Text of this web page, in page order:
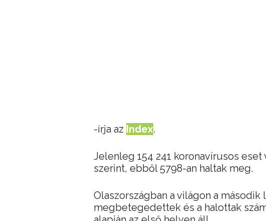
-írja az Index.
Jelenleg 154 241 koronavírusos
szerint, ebből 5798-an haltak meg.
Olaszországban a világon a
megbetegedettek és a halottak